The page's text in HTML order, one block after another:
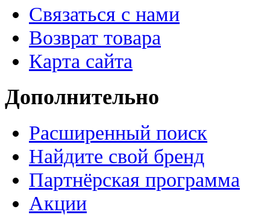
Связаться с нами
Возврат товара
Карта сайта
Дополнительно
Расширенный поиск
Найдите свой бренд
Партнёрская программа
Акции